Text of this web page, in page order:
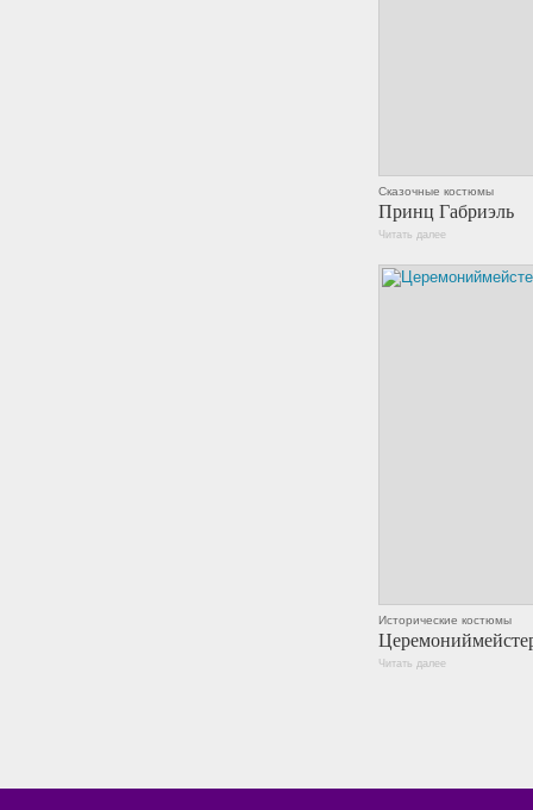
Сказочные костюмы
Принц Габриэль
Читать далее
Исторические костюмы
Читать далее